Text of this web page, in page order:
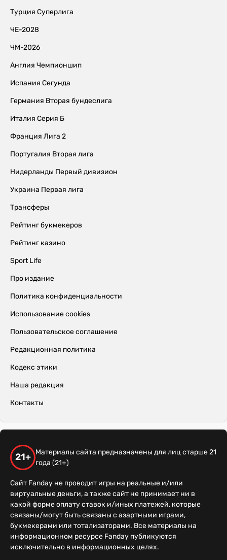
Турция Суперлига
ЧЕ-2028
ЧМ-2026
Англия Чемпионшип
Испания Сегунда
Германия Вторая бундеслига
Италия Серия Б
Франция Лига 2
Португалия Вторая лига
Нидерланды Первый дивизион
Украина Первая лига
Трансферы
Рейтинг букмекеров
Рейтинг казино
Sport Life
Про издание
Политика конфиденциальности
Использование cookies
Пользовательское соглашение
Редакционная политика
Кодекс этики
Наша редакция
Контакты
21+
Материалы сайта предназначены для лиц старше 21
года (21+)
Сайт Fanday не проводит игры на реальные и/или
виртуальные деньги, а также сайт не принимает ни в
какой форме оплату ставок и/иных платежей, которые
связаны/могут быть связаны с азартными играми,
букмекерами или тотализаторами. Все материалы на
информационном ресурсе Fanday публикуются
исключительно в информационных целях.